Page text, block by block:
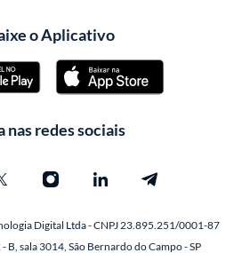
o Aplicativo
nas redes sociais
Digital Ltda - CNPJ 23.895.251/0001-87
B, sala 3014, São Bernardo do Campo - SP